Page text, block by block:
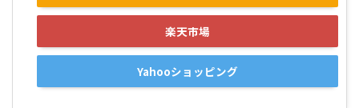
楽天市場
Yahooショッピング